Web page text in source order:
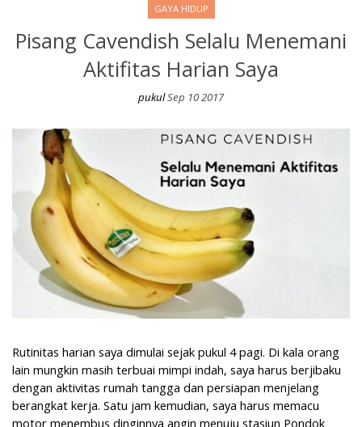
GAYA HIDUP
Pisang Cavendish Selalu Menemani
Aktifitas Harian Saya
pukulSep 10 2017
Pisang Cavendish Selalu Menemani Aktifitas Harian Saya
Rutinitas harian saya dimulai sejak pukul 4 pagi. Di kala orang
lain mungkin masih terbuai mimpi indah, saya harus berjibaku
dengan aktivitas rumah tangga dan persiapan menjelang
berangkat kerja. Satu jam kemudian, saya harus memacu
motor menembus dinginnya angin menuju stasiun Pondok